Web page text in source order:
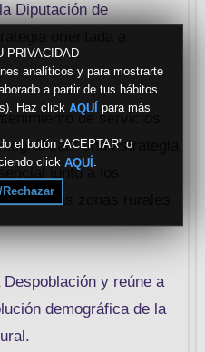
PRIVACIDAD
analíticos y para mostrarte
a partir de tus hábitos
Haz click AQUÍ para más
el botón “ACEPTAR” o
click AQUÍ .
Diputación de
orientada a
de servicios
“Una estrategia
junto a los
nuestras zonas rurales
y reúne a
demográfica de la